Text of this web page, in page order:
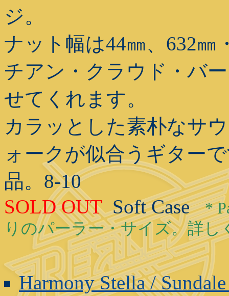
ジ。
ナット幅は44㎜、632
チアン・クラウド・バ
せてくれます。
カラッとした素朴なサ
ォークが似合うギター
品。8-10
SOLD OUTSoft Case*
りのパーラー・サイズ。詳
Harmony Stella /